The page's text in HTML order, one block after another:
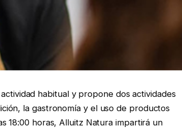
habitual y propone dos actividades
la gastronomía y el uso de productos
18:00 horas, Alluitz Natura impartirá un